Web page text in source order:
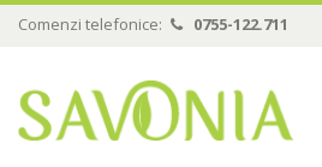
Comenzi telefonice: 0755-122.711